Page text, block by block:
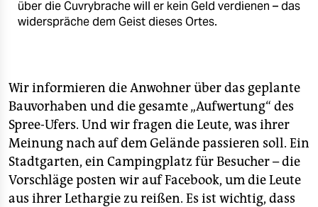
über die Cuvrybrache will er kein Geld verdienen – das
widerspräche dem Geist dieses Ortes.
Wir informieren die Anwohner über das geplante
Bauvorhaben und die gesamte „Aufwertung“ des
Spree-Ufers. Und wir fragen die Leute, was ihrer
Meinung nach auf dem Gelände passieren soll. Ein
Stadtgarten, ein Campingplatz für Besucher – die
Vorschläge posten wir auf Facebook, um die Leute
aus ihrer Lethargie zu reißen. Es ist wichtig, dass